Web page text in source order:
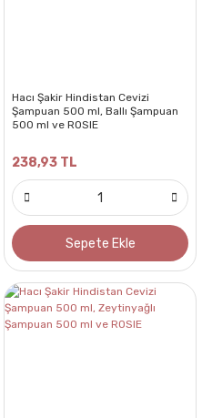
Hacı Şakir Hindistan Cevizi
Şampuan 500 ml, Ballı Şampuan
500 ml ve ROSIE
238,93 TL
Sepete Ekle